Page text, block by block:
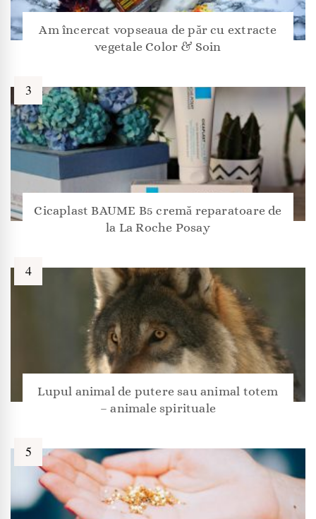
Am încercat vopseaua de păr cu extracte
vegetale Color & Soin
Cicaplast BAUME B5 cremă reparatoare de
la La Roche Posay
Lupul animal de putere sau animal totem
– animale spirituale